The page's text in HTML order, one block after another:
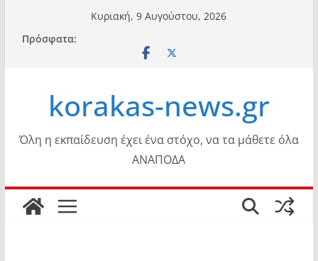
περιεχόμενο
Κυριακή, 9 Αυγούστου, 2026
Πρόσφατα:
korakas-news.gr
Όλη η εκπαίδευση έχει ένα στόχο, να τα μάθετε όλα
ΑΝΑΠΟΔΑ